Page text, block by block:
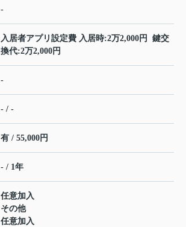
-
入居者アプリ設定費 入居時:2万2,000円 鍵交
換代:2万2,000円
-
- / -
有 / 55,000円
- / 1年
任意加入
その他
任意加入